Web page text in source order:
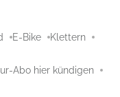
E-Bike Klettern
Abo hier kündigen